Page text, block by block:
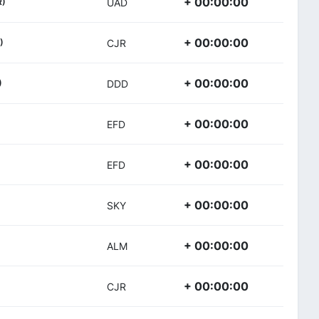
UAD
CJR + 00:00:00
DDD + 00:00:00
EFD + 00:00:00
EFD + 00:00:00
SKY + 00:00:00
ALM + 00:00:00
CJR + 00:00:00